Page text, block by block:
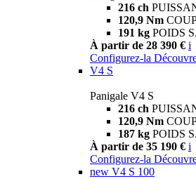
216 ch
120,9 Nm
191 kg POIDS
À partir de 28 390 € i
Configurez-la
V4 S
Panigale V4 S
216 ch
120,9 Nm
187 kg POIDS
À partir de 35 190 € i
Configurez-la
new V4 S 100